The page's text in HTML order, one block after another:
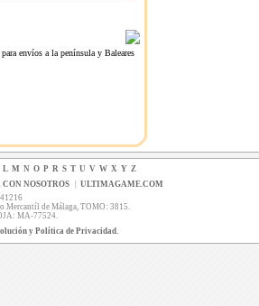
envíos a la península y Baleares
L M N O P R S T U V W X Y Z
NOSOTROS| ULTIMAGAME.COM
Mercantíl de Málaga, TOMO: 3815.
MA-77524.
y Política de Privacidad.